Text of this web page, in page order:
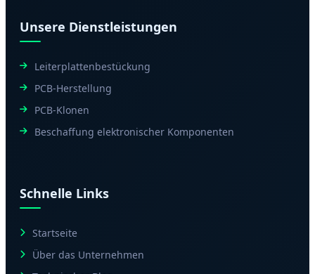
Unsere Dienstleistungen
Leiterplattenbestückung
PCB-Herstellung
PCB-Klonen
Beschaffung elektronischer Komponenten
Schnelle Links
Startseite
Über das Unternehmen